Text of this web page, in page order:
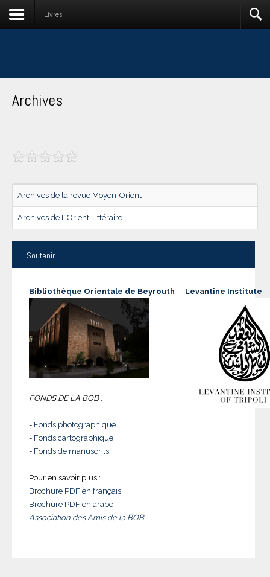
Livres
Archives
Archives de la revue Moyen-Orient
Archives de L'Orient Littéraire
Soutenir
Bibliothèque Orientale de Beyrouth
FONDS DE LA BOB :
- Fonds photographique
- Fonds cartographique
- Fonds de manuscrits
Pour en savoir plus :
Brochure PDF en français
Brochure PDF en arabe
Association des Amis de la BOB
Levantine Institute